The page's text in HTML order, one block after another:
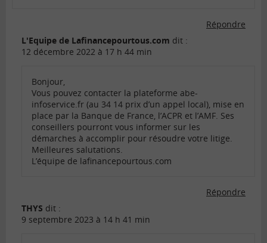
Répondre
L'Equipe de Lafinancepourtous.com dit :
12 décembre 2022 à 17 h 44 min
Bonjour,
Vous pouvez contacter la plateforme abe-
infoservice.fr (au 34 14 prix d’un appel local), mise en
place par la Banque de France, l’ACPR et l’AMF. Ses
conseillers pourront vous informer sur les
démarches à accomplir pour résoudre votre litige.
Meilleures salutations.
L’équipe de lafinancepourtous.com
Répondre
THYS dit :
9 septembre 2023 à 14 h 41 min